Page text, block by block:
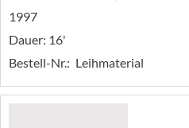
1997
Dauer: 16'
Bestell-Nr.: Leihmaterial